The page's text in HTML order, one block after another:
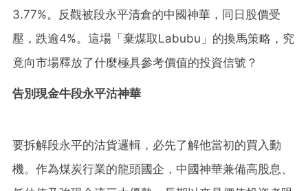
3.77%。反觀被段永平清倉的中國神華，同日股價受
壓，跌逾4%。這場「棄煤取Labubu」的換馬策略，究
竟向市場釋放了什麼極具參考價值的投資信號？
告別現金牛段永平沽神華
要拆解段永平的沽貨邏輯，必先了解他當初的買入動
機。作為煤炭行業的龍頭國企，中國神華兼備高股息、